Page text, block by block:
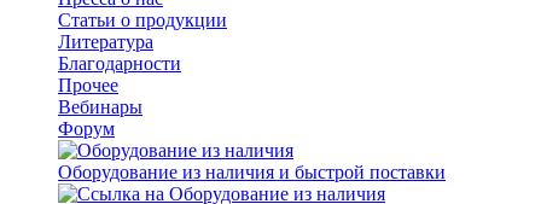
Статьи о продукции
Литература
Благодарности
Прочее
Вебинары
Форум
Оборудование из наличия и быстрой поставки